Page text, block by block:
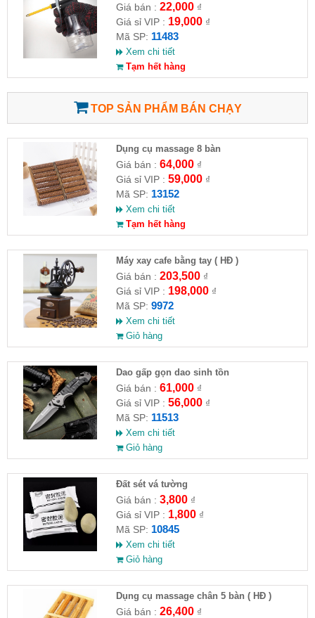
Giá bán : 22,000₫
Giá sỉ VIP : 19,000₫
Mã SP: 11483
Xem chi tiết
Tạm hết hàng
TOP SẢN PHẨM BÁN CHẠY
Dụng cụ massage 8 bàn
Giá bán : 64,000₫
Giá sỉ VIP : 59,000₫
Mã SP: 13152
Xem chi tiết
Tạm hết hàng
Máy xay cafe bằng tay ( HĐ )
Giá bán : 203,500₫
Giá sỉ VIP : 198,000₫
Mã SP: 9972
Xem chi tiết
Giỏ hàng
Dao gấp gọn dao sinh tồn
Giá bán : 61,000₫
Giá sỉ VIP : 56,000₫
Mã SP: 11513
Xem chi tiết
Giỏ hàng
Đất sét vá tường
Giá bán : 3,800₫
Giá sỉ VIP : 1,800₫
Mã SP: 10845
Xem chi tiết
Giỏ hàng
Dụng cụ massage chân 5 bàn ( HĐ )
Giá bán : 26,400₫